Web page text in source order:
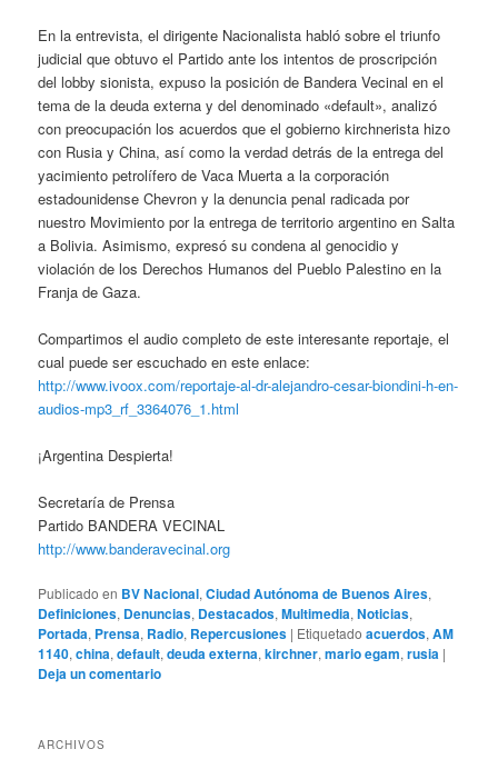
En la entrevista, el dirigente Nacionalista habló sobre el triunfo
judicial que obtuvo el Partido ante los intentos de proscripción
del lobby sionista, expuso la posición de Bandera Vecinal en el
tema de la deuda externa y del denominado «default», analizó
con preocupación los acuerdos que el gobierno kirchnerista hizo
con Rusia y China, así como la verdad detrás de la entrega del
yacimiento petrolífero de Vaca Muerta a la corporación
estadounidense Chevron y la denuncia penal radicada por
nuestro Movimiento por la entrega de territorio argentino en Salta
a Bolivia. Asimismo, expresó su condena al genocidio y
violación de los Derechos Humanos del Pueblo Palestino en la
Franja de Gaza.
Compartimos el audio completo de este interesante reportaje, el
cual puede ser escuchado en este enlace:
http://www.ivoox.com/reportaje-al-dr-alejandro-cesar-biondini-h-en-
audios-mp3_rf_3364076_1.html
¡Argentina Despierta!
Secretaría de Prensa
Partido BANDERA VECINAL
http://www.banderavecinal.org
Publicado en BV Nacional,Ciudad Autónoma de Buenos Aires,
Definiciones, Denuncias, Destacados,Multimedia,Noticias,
Portada, Prensa, Radio, Repercusiones | Etiquetado acuerdos,AM
1140,china,default,deuda externa,kirchner,mario egam,rusia |
Deja un comentario
ARCHIVOS